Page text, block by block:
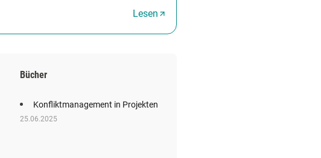
Lesen
Bücher
Konfliktmanagement in Projekten
25.06.2025